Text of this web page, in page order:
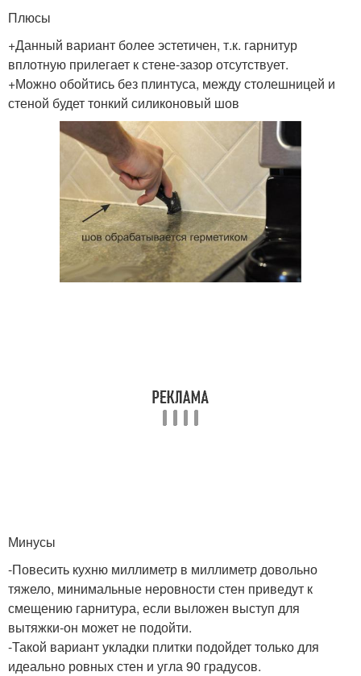
Плюсы
+Данный вариант более эстетичен, т.к. гарнитур
вплотную прилегает к стене-зазор отсутствует.
+Можно обойтись без плинтуса, между столешницей и
стеной будет тонкий силиконовый шов
Минусы
-Повесить кухню миллиметр в миллиметр довольно
тяжело, минимальные неровности стен приведут к
смещению гарнитура, если выложен выступ для
вытяжки-он может не подойти.
-Такой вариант укладки плитки подойдет только для
идеально ровных стен и угла 90 градусов.